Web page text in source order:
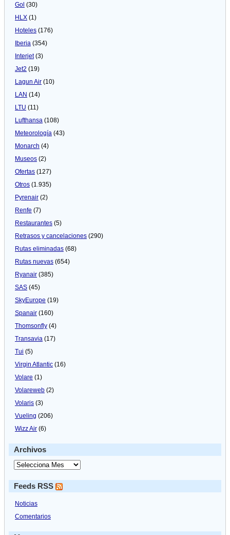
Gol (30)
HLX (1)
Hoteles (176)
Iberia (354)
Interjet(3)
Jet2 (19)
Lagun Air (10)
LAN (14)
LTU (11)
Lufthansa (108)
Meteorologí­a (43)
Monarch (4)
Museos (2)
Ofertas (127)
Otros (1.935)
Pyrenair (2)
Renfe (7)
Restaurantes (5)
Retrasos y cancelaciones (290)
Rutas eliminadas (68)
Rutas nuevas (654)
Ryanair (385)
SAS (45)
SkyEurope (19)
Spanair (160)
Thomsonfly (4)
Transavia (17)
Tui (5)
Virgin Atlantic (16)
Volare (1)
Volareweb (2)
Volaris (3)
Vueling (206)
Wizz Air (6)
Archivos
Feeds RSS
Noticias
Comentarios